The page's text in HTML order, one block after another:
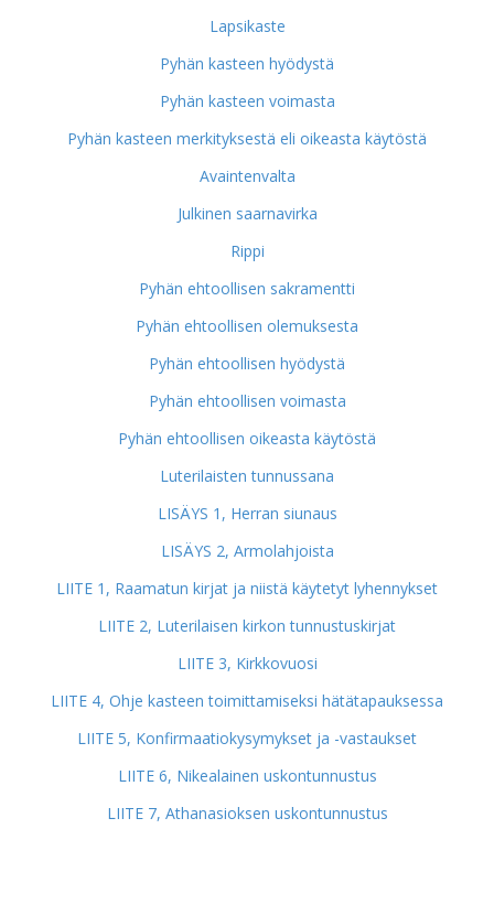
Lapsikaste
Pyhän kasteen hyödystä
Pyhän kasteen voimasta
Pyhän kasteen merkityksestä eli oikeasta käytöstä
Avaintenvalta
Julkinen saarnavirka
Rippi
Pyhän ehtoollisen sakramentti
Pyhän ehtoollisen olemuksesta
Pyhän ehtoollisen hyödystä
Pyhän ehtoollisen voimasta
Pyhän ehtoollisen oikeasta käytöstä
Luterilaisten tunnussana
LISÄYS 1, Herran siunaus
LISÄYS 2, Armolahjoista
LIITE 1, Raamatun kirjat ja niistä käytetyt lyhennykset
LIITE 2, Luterilaisen kirkon tunnustuskirjat
LIITE 3, Kirkkovuosi
LIITE 4, Ohje kasteen toimittamiseksi hätätapauksessa
LIITE 5, Konfirmaatiokysymykset ja -vastaukset
LIITE 6, Nikealainen uskontunnustus
LIITE 7, Athanasioksen uskontunnustus